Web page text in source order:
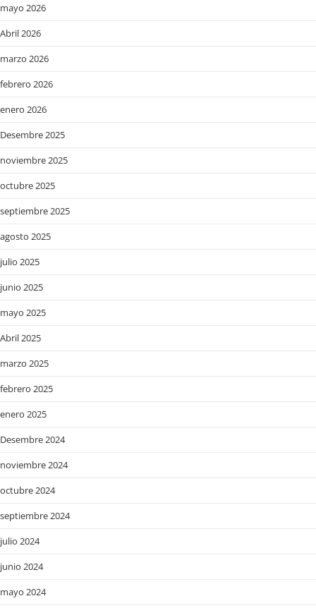
mayo 2026
Abril 2026
marzo 2026
febrero 2026
enero 2026
Desembre 2025
noviembre 2025
octubre 2025
septiembre 2025
agosto 2025
julio 2025
junio 2025
mayo 2025
Abril 2025
marzo 2025
febrero 2025
enero 2025
Desembre 2024
noviembre 2024
octubre 2024
septiembre 2024
julio 2024
junio 2024
mayo 2024